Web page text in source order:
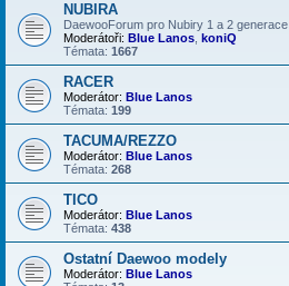
NUBIRA
DaewooForum pro Nubiry 1 a 2 generace
Moderátoři: Blue Lanos koniQ
Témata: 1667
RACER
Moderátor: Blue Lanos
Témata: 199
TACUMA/REZZO
Moderátor: Blue Lanos
Témata: 268
TICO
Moderátor: Blue Lanos
Témata: 438
Ostatní Daewoo modely
Moderátor: Blue Lanos